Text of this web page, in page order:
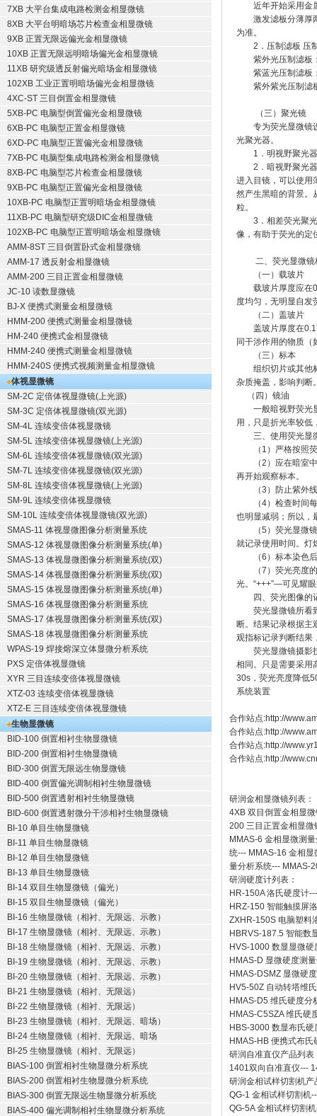
7XB 大平台集成电路检测金相显微镜
8XB 大平台明暗场芯片检查金相显微镜
9XB 正置无限远偏光金相显微镜
10XB 正置无限远明暗场偏光金相显微镜
11XB 研究级透反射偏光暗场金相显微镜
102XB 工业正置明暗场偏光金相显微镜
4XC-ST 三目倒置金相显微镜
5XB-PC 电脑型倒置偏光金相显微镜
6XB-PC 电脑型正置金相显微镜
6XD-PC 电脑型正置偏光金相显微镜
7XB-PC 电脑型集成电路检测金相显微镜
8XB-PC 电脑型芯片检查金相显微镜
9XB-PC 电脑型正置偏光金相显微镜
10XB-PC 电脑型正置明暗场金相显微镜
11XB-PC 电脑型研究级DIC金相显微镜
102XB-PC 电脑型正置明暗场金相显微镜
AMM-8ST 三目倒置卧式金相显微镜
AMM-17 透反射金相显微镜
AMM-200 三目正置金相显微镜
JC-10 读数显微镜
BJ-X 便携式测量金相显微镜
HMM-200 便携式测量金相显微镜
HM-240 便携式金相显微镜
HMM-240 便携式测量金相显微镜
HMM-240S 便携式视频测量金相显微镜
体视显微镜
SM-2C 定倍体视显微镜(上光源)
SM-3C 定倍体视显微镜(双光源)
SM-4L 连续变倍体视显微镜
SM-5L 连续变倍体视显微镜(上光源)
SM-6L 连续变倍体视显微镜(双光源)
SM-7L 连续变倍体视显微镜(双光源)
SM-8L 连续变倍体视显微镜(上光源)
SM-9L 连续变倍体视显微镜
SM-10L 连续变倍体视显微镜(双光源)
SMAS-11 体视显微图像分析测量系统
SMAS-12 体视显微图像分析测量系统(单)
SMAS-13 体视显微图像分析测量系统(双)
SMAS-14 体视显微图像分析测量系统(双)
SMAS-15 体视显微图像分析测量系统(单)
SMAS-16 体视显微图像分析测量系统
SMAS-17 体视显微图像分析测量系统(双)
SMAS-18 体视显微图像分析测量系统
WPAS-19 焊接熔深立体显微分析系统
PXS 定倍体视显微镜
XYR 三目连续变倍体视显微镜
XTZ-03 连续变倍体视显微镜
XTZ-E 三目连续变倍体视显微镜
生物显微镜
BID-100 倒置相衬生物显微镜
BID-200 倒置相衬生物显微镜
BID-300 倒置无限远生物显微镜
BID-400 倒置偏光调制相衬生物显微镜
BID-500 倒置透射相衬生物显微镜
BID-600 倒置透射微分干涉相衬生物显微镜
BI-10 单目生物显微镜
BI-11 单目生物显微镜
BI-12 单目生物显微镜
BI-13 单目生物显微镜
BI-14 双目生物显微镜（偏光）
BI-15 双目生物显微镜（偏光）
BI-16 生物显微镜（相衬、无限远、示教）
BI-17 生物显微镜（相衬、无限远、示教）
BI-18 生物显微镜（相衬、无限远、示教）
BI-19 生物显微镜（相衬、无限远、示教）
BI-20 生物显微镜（相衬、无限远、示教）
BI-21 生物显微镜（相衬、无限远）
BI-22 生物显微镜（相衬、无限远）
BI-23 生物显微镜（相衬、无限远、暗场）
BI-24 生物显微镜（相衬、无限远、暗场
BI-25 生物显微镜（相衬、无限远）
BIAS-100 倒置相衬生物显微分析系统
BIAS-200 倒置相衬生物显微分析系统
BIAS-300 倒置无限远生物显微分析系统
BIAS-400 偏光调制相衬生物显微分析系统
近年开始采用金属
激发滤板分薄厚两
为准。
2．压制滤板 压制
紫外光压制滤板：
紫蓝光压制滤板：
紫外紫光压制滤板
（三）聚光镜
专为荧光显微镜设
光聚光器。
1．明视野聚光器
2．暗视野聚光器
进入目镜，可以使用
然产生黑暗的背景。
粒。
3．相差荧光聚光
像，有助于荧光的定
二、荧光显微镜
（一）载玻片
载玻片厚度应在
度均匀，无明显自发
（二）盖玻片
盖玻片厚度在
同干涉作用的物质
（三）标本
组织切片或其他标
杂质掩盖，影响判断
（四）镜油
一般暗视野荧光显
用，只是折光率较低
三、使用荧光显
（1）严格按照荧
（2）应在暗室中
再开始观察标本。
（3）防止紫外线
（4）检查时间每
也明显减弱；所以，
（5）荧光显微镜
就记录使用时间。灯
（6）标本染色后
（7）荧光亮度的
光。“+++”—可见耀
四、荧光图像的
荧光显微镜所看到
断。结果记录根据主
观指标记录判断结果
荧光显微镜摄影技
相同。只是需要采用
30s，荧光亮度降低
系统装置
合作站点:http://
合作站点:http://
合作站点:http://
合作站点:http://
研润金相显微镜列表：
4XB 双目倒置金相显
200 三目正置金相显微
MMAS-6 金相显微测
统--- MMAS-16 金相显
量分析系统--- MMAS-
研润硬度计列表：
HR-150A 洛氏硬度计
HRZ-150 智能触摸屏
ZXHR-150S 电脑塑料
HBRVS-187.5 智能数
HVS-1000 数显显微硬
HMAS-D 显微硬度测
HMAS-DSMZ 显微硬
HV5-50Z 自动转塔维
HMAS-D5 维氏硬度分
HMAS-C5SZA 维氏硬
HBS-3000 数显布氏硬
HMAS-HB 便携式布氏
研润自准直仪产品列表
1401双向自准直仪---
研润金相试样切割机产
QG-1 金相试样切割机
QG-5A 金相试样切割机